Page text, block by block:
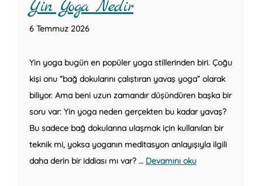
Yin Yoga Nedir
6 Temmuz 2026
Yin yoga bugün en popüler yoga stillerinden biri. Çoğu
kişi onu “bağ dokularını çalıştıran yavaş yoga” olarak
biliyor. Ama beni uzun zamandır düşündüren başka bir
soru var: Yin yoga neden gerçekten bu kadar yavaş?
Bu sadece bağ dokularına ulaşmak için kullanılan bir
teknik mi, yoksa yoganın meditasyon anlayışıyla ilgili
daha derin bir iddiası mı var? … Devamını oku